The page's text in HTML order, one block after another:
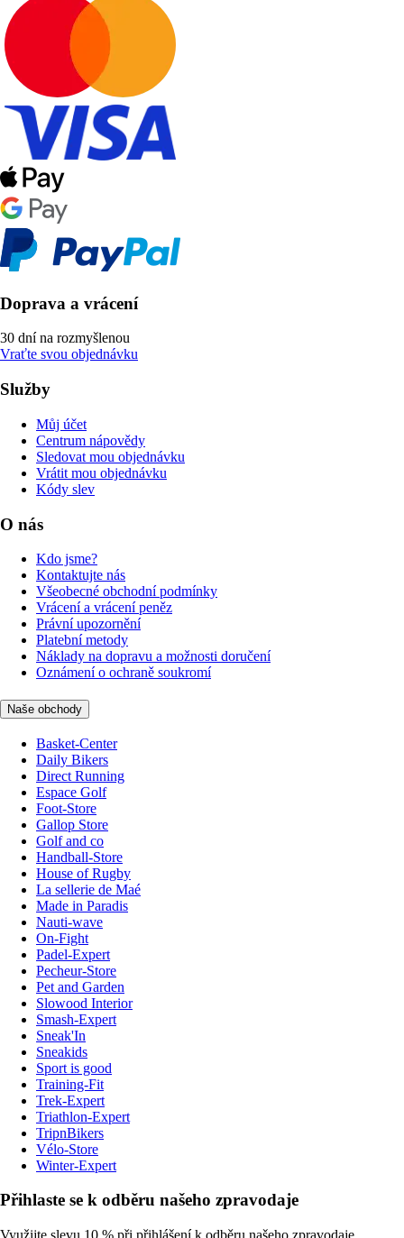
Doprava a vrácení
30 dní na rozmyšlenou
Vraťte svou objednávku
Služby
Můj účet
Centrum nápovědy
Sledovat mou objednávku
Vrátit mou objednávku
Kódy slev
O nás
Kdo jsme?
Kontaktujte nás
Všeobecné obchodní podmínky
Vrácení a vrácení peněz
Právní upozornění
Platební metody
Náklady na dopravu a možnosti doručení
Oznámení o ochraně soukromí
Naše obchody
Basket-Center
Daily Bikers
Direct Running
Espace Golf
Foot-Store
Gallop Store
Golf and co
Handball-Store
House of Rugby
La sellerie de Maé
Made in Paradis
Nauti-wave
On-Fight
Padel-Expert
Pecheur-Store
Pet and Garden
Slowood Interior
Smash-Expert
Sneak'In
Sneakids
Sport is good
Training-Fit
Trek-Expert
Triathlon-Expert
TripnBikers
Vélo-Store
Winter-Expert
Přihlaste se k odběru našeho zpravodaje